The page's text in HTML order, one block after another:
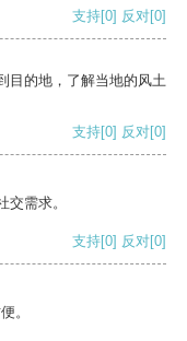
支持[0] 反对[0]
目的地，了解当地的风土
支持[0] 反对[0]
需求。
支持[0] 反对[0]
。